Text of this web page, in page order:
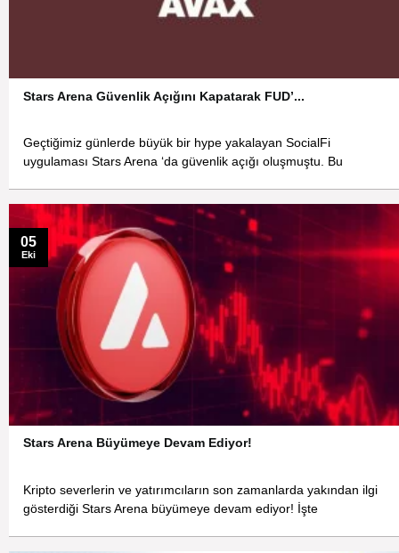
Stars Arena Güvenlik Açığını Kapatarak FUD’...
Geçtiğimiz günlerde büyük bir hype yakalayan SocialFi
uygulaması Stars Arena ‘da güvenlik açığı oluşmuştu. Bu
Stars Arena Büyümeye Devam Ediyor!
Kripto severlerin ve yatırımcıların son zamanlarda yakından ilgi
gösterdiği Stars Arena büyümeye devam ediyor! İşte
05
Eki